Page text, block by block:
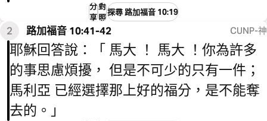
分
享
對
照
探尋 路加福音 10:19
2 路加福音 10:41-42 CUNP-神
耶穌回答說：「 馬大 ！ 馬大 ！你為許多
的事思慮煩擾， 但是不可少的只有一件；
馬利亞 已經選擇那上好的福分，是不能奪
去的。」